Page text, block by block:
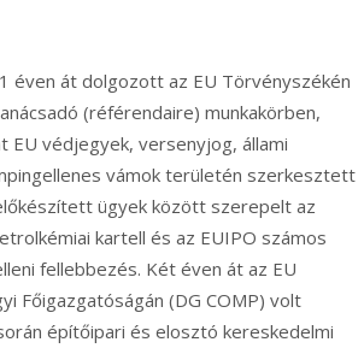
éven át dolgozott az EU Törvényszékén
(référendaire) munkakörben,
EU védjegyek, versenyjog, állami
vámok területén szerkesztett
ügyek között szerepelt az
kartell és az EUIPO számos
fellebbezés. Két éven át az EU
Főigazgatóságán (DG COMP) volt
építőipari és elosztó kereskedelmi